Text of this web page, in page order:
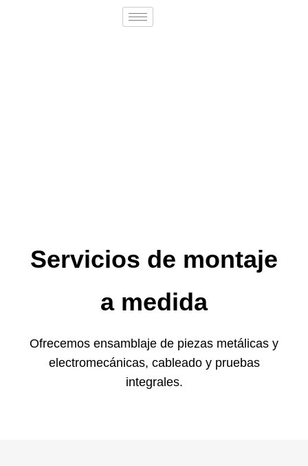
Servicios de montaje
a medida
Ofrecemos ensamblaje de piezas metálicas y
electromecánicas, cableado y pruebas
integrales.